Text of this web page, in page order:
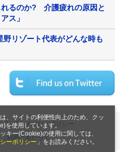
、サイトの利便性向上のため、クッ
を使用しています。
キー(Cookie)の使用に関しては、
ーポリシー 」をお読みください。
るのか? 介護疲れの原因と
ス」
野リゾート代表がどんな時も
プライバシーポリシー
利用にあたって